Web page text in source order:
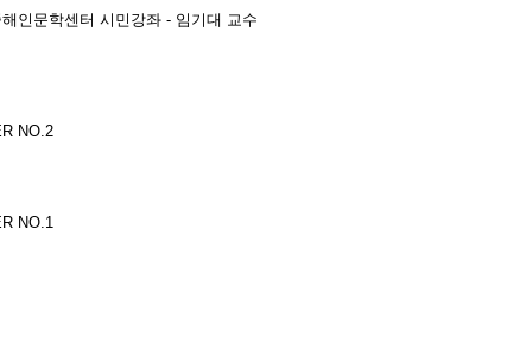
인문학센터 시민강좌 - 임기대 교수
NO.2
NO.1